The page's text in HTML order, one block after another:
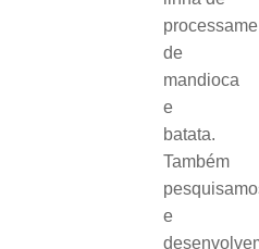
de
mandioca
e
batata.
Também
e